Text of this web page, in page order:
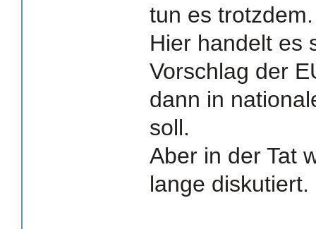
tun es trotzdem.
Hier handelt es
Vorschlag der
dann in
soll.
Aber in der Tat
lange diskutiert.